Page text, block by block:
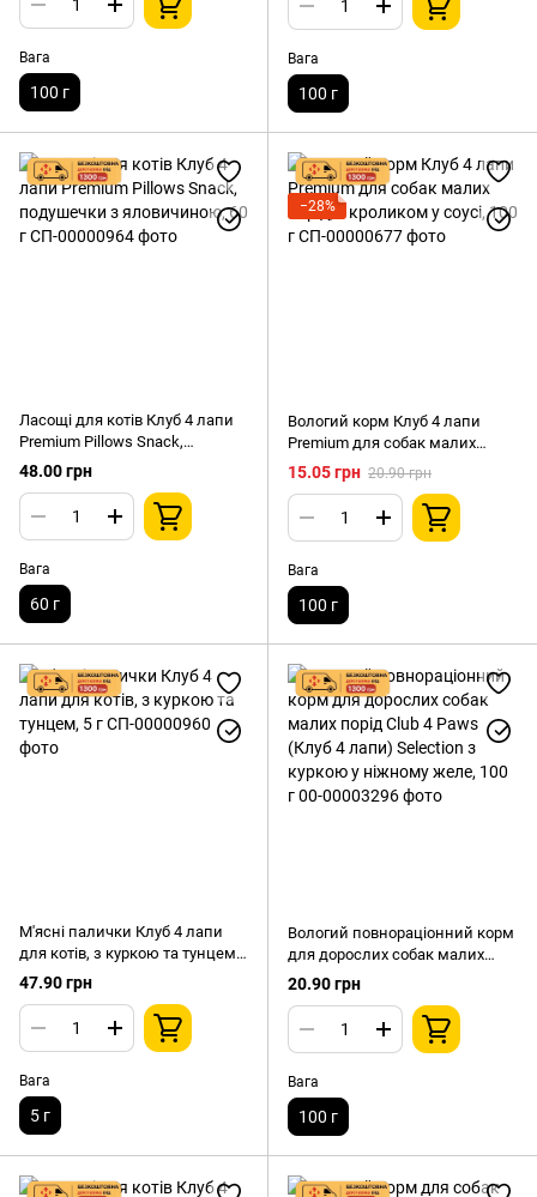
Вага
100 г
Вага
100 г
Ласощі для котів Клуб 4 лапи
Premium Pillows Snack,
подушечки з яловичиною, 60 г
48.00 грн
Вага
60 г
−28%
Вологий корм Клуб 4 лапи
Premium для собак малих
порід, з кроликом у соусі, 100 г
15.05 грн 20.90 грн
Вага
100 г
М'ясні палички Клуб 4 лапи
для котів, з куркою та тунцем,
5 г
47.90 грн
Вага
5 г
Вологий повнораціонний корм
для дорослих собак малих
порід Club 4 Paws (Клуб 4 лапи)
Selection з куркою у ніжному
20.90 грн
Вага
100 г